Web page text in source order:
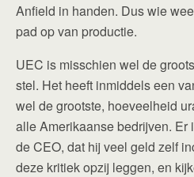
Anfield in handen. Dus wie
pad op van productie.
UEC is misschien wel de
stel. Het heeft inmiddels een
wel de grootste, hoeveelheid
alle Amerikaanse bedrijven. Er
de CEO, dat hij veel geld zelf
deze kritiek opzij leggen, en